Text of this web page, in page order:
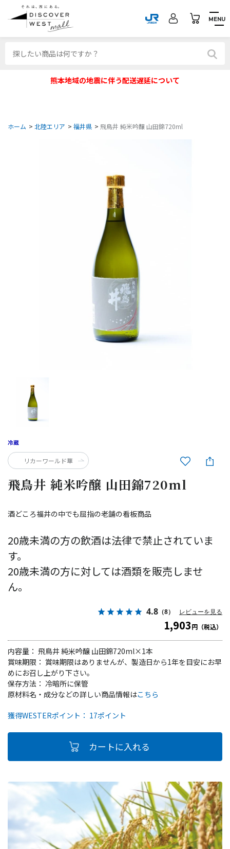
MENU
熊本地域の地震に伴う配送遅延について
ホーム > 北陸エリア > 福井県 > 飛鳥井 純米吟醸 山田錦720ml
飛鳥井 純米吟醸 山田錦720ml
酒どころ福井の中でも屈指の老舗の看板商品
20歳未満の方の飲酒は法律で禁止されていま
す。
20歳未満の方に対しては酒類を販売しませ
ん。
4.8 （8） レビューを見る
1,903円（税込）
内容量： 飛鳥井 純米吟醸 山田錦720ml×1本
賞味期限： 賞味期限はありませんが、製造日から1年を目安にお早
めにお召し上がり下さい。
保存方法： 冷暗所に保管
獲得WESTERポイント： 17ポイント
原材料名・成分などの詳しい商品情報はこちら
リカーワールド華